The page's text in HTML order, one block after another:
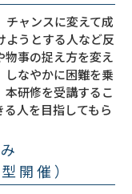
チャンスに変えて成
ようとする人など反
物事の捉え方を変え
しなやかに困難を乗
本研修を受講するこ
人を目指してもら
開催）